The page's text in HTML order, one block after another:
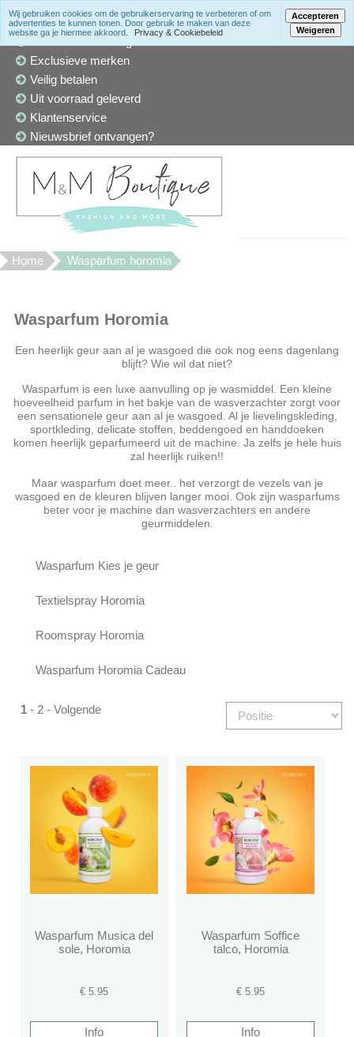
Winkel in Den Haag
Exclusieve merken
Veilig betalen
Uit voorraad geleverd
Klantenservice
Nieuwsbrief ontvangen?
Home Wasparfum horomia
Wasparfum Horomia
Een heerlijk geur aan al je wasgoed die ook nog eens dagenlang
blijft? Wie wil dat niet?
Wasparfum is een luxe aanvulling op je wasmiddel. Een kleine
hoeveelheid parfum in het bakje van de wasverzachter zorgt voor
een sensationele geur aan al je wasgoed. Al je lievelingskleding,
sportkleding, delicate stoffen, beddengoed en handdoeken
komen heerlijk geparfumeerd uit de machine. Ja zelfs je hele huis
zal heerlijk ruiken!!
Maar wasparfum doet meer.. het verzorgt de vezels van je
wasgoed en de kleuren blijven langer mooi. Ook zijn wasparfums
beter voor je machine dan wasverzachters en andere
geurmiddelen.
Wasparfum Kies je geur
Textielspray Horomia
Roomspray Horomia
Wasparfum Horomia Cadeau
1 - 2 - Volgende
Wasparfum Musica del
sole, Horomia
€5.95
Wasparfum Soffice
talco, Horomia
€5.95
Wij gebruiken cookies om de gebruikerservaring te verbeteren of om
advertenties te kunnen tonen. Door gebruik te maken van deze
website ga je hiermee akkoord.
Privacy & Cookiebeleid
Accepteren
Weigeren